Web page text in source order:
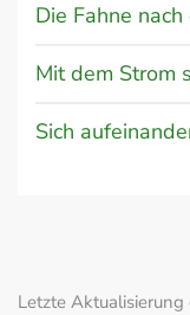
Die Fahne
Mit dem Strom
Sich
Letzte